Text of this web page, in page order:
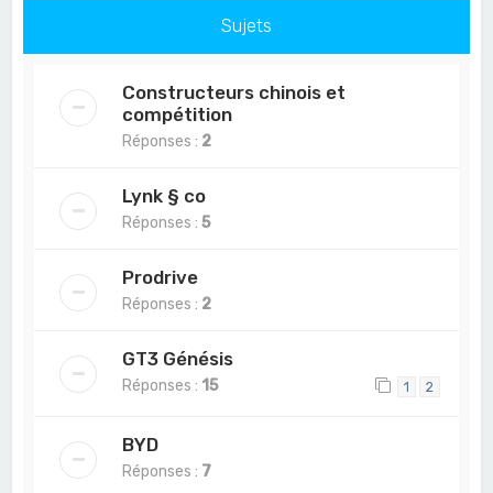
Sujets
Constructeurs chinois et
compétition
Réponses : 2
Lynk § co
Réponses :5
Prodrive
Réponses : 2
GT3 Génésis
Réponses : 15 1 2
BYD
Réponses : 7